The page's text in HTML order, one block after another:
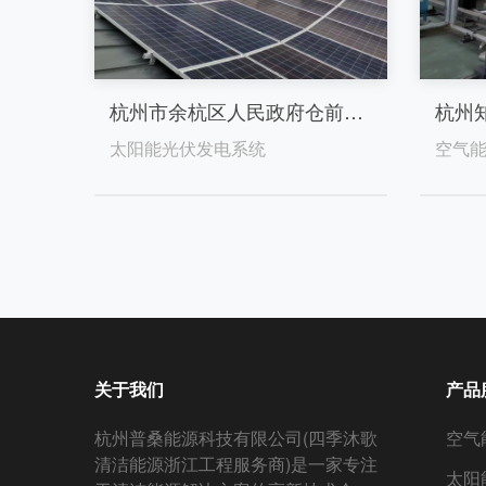
杭州市余杭区人民政府仓前街道
太阳能光伏发电系统
杭州
空气
关于我们
杭州普桑能源科技有限公司(四季沐歌
清洁能源浙江工程服务商)是一家专注
产品
空
太